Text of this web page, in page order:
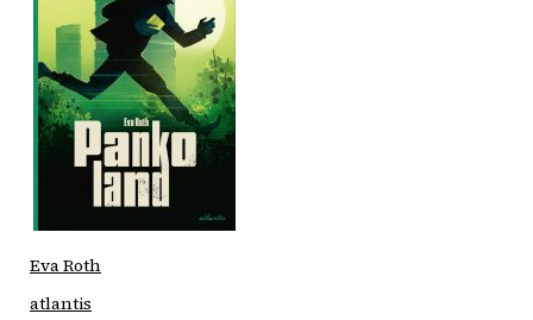
Eva Roth
atlantis